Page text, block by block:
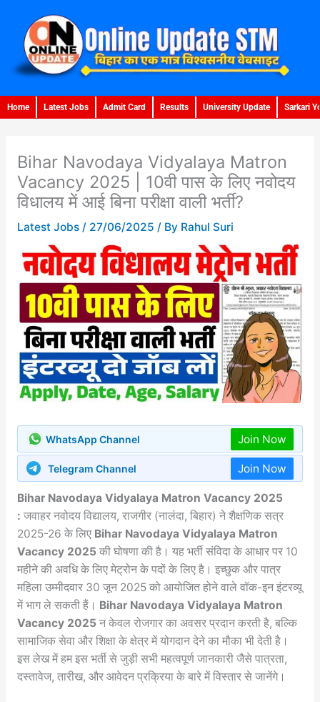
content
Home Latest Jobs Admit Card Results University Update Sarkari
Bihar Navodaya Vidyalaya Matron
Vacancy 2025 | 10वी पास के लिए नवोदय
विधालय में आई बिना परीक्षा वाली भर्ती?
Latest Jobs/ 27/06/2025 / By Rahul Suri
WhatsApp Channel Join Now
Telegram Channel Join Now
Bihar Navodaya Vidyalaya Matron Vacancy 2025
: जवाहर नवोदय विद्यालय, राजगीर (नालंदा, बिहार) ने शैक्षणिक सत्र
2025-26 के लिए Bihar Navodaya Vidyalaya Matron
Vacancy 2025 की घोषणा की है। यह भर्ती संविदा के आधार पर 10
महीने की अवधि के लिए मेट्रोन के पदों के लिए है। इच्छुक और पात्र
महिला उम्मीदवार 30 जून 2025 को आयोजित होने वाले वॉक-इन इंटरव्यू
में भाग ले सकती हैं। Bihar Navodaya Vidyalaya Matron
Vacancy 2025 न केवल रोजगार का अवसर प्रदान करती है, बल्कि
सामाजिक सेवा और शिक्षा के क्षेत्र में योगदान देने का मौका भी देती है।
इस लेख में हम इस भर्ती से जुड़ी सभी महत्वपूर्ण जानकारी जैसे पात्रता,
दस्तावेज, तारीख, और आवेदन प्रक्रिया के बारे में विस्तार से जानेंगे।